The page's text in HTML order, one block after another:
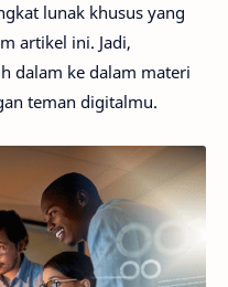
lunak khusus yang
artikel ini. Jadi,
dalam ke dalam materi
teman digitalmu.